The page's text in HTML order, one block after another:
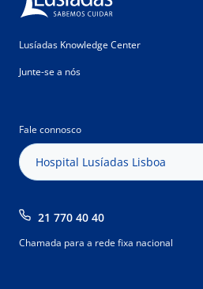
Lusíadas Knowledge Center
Junte-se a nós
Fale connosco
Hospital Lusíadas Lisboa
21 770 40 40
Chamada para a rede fixa nacional